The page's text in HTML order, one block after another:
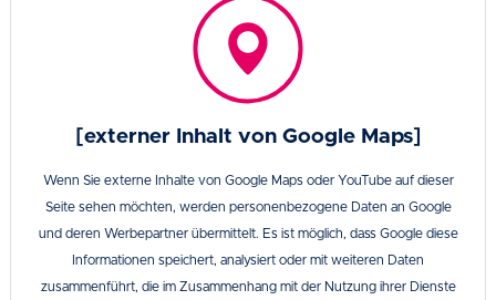
[externer Inhalt von Google Maps]
Wenn Sie externe Inhalte von Google Maps oder YouTube auf dieser
Seite sehen möchten, werden personenbezogene Daten an Google
und deren Werbepartner übermittelt. Es ist möglich, dass Google diese
Informationen speichert, analysiert oder mit weiteren Daten
zusammenführt, die im Zusammenhang mit der Nutzung ihrer Dienste